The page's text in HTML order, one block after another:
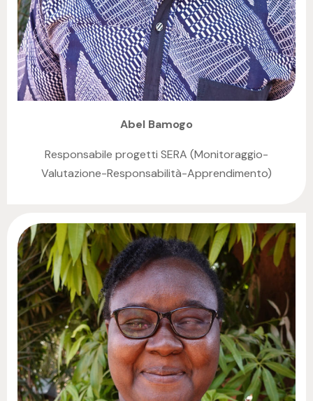
Abel Bamogo
Responsabile progetti SERA (Monitoraggio-
Valutazione-Responsabilità-Apprendimento)